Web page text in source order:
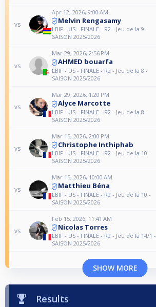
vs
Apr 12, 2026, 9:00 AM
Melvin Rengasamy
LBIF - US - FINALE - R2 - Jeu de la 9 -
SAISON 2025/2026
vs
Mar 29, 2026, 2:56 PM
AHMED bouarfa
LBIF - US - FINALE - R2 - Jeu de la 8 -
SAISON 2025/2026
vs
Mar 29, 2026, 1:20 PM
Alyce Marcotte
LBIF - US - FINALE - R2 - Jeu de la 8 -
SAISON 2025/2026
vs
Mar 15, 2026, 2:00 PM
Christophe Inthiphab
LBIF - US - FINALE - R2 - Jeu de la 10 -
SAISON 2025/2026
vs
Mar 15, 2026, 10:00 AM
Matthieu Béna
LBIF - US - FINALE - R2 - Jeu de la 10 -
SAISON 2025/2026
vs
Feb 15, 2026, 11:41 AM
Nicolas Torres
LBIF - US - FINALE - R2 - Jeu de la 14/1 -
SAISON 2025/2026
SHOW MORE
Results